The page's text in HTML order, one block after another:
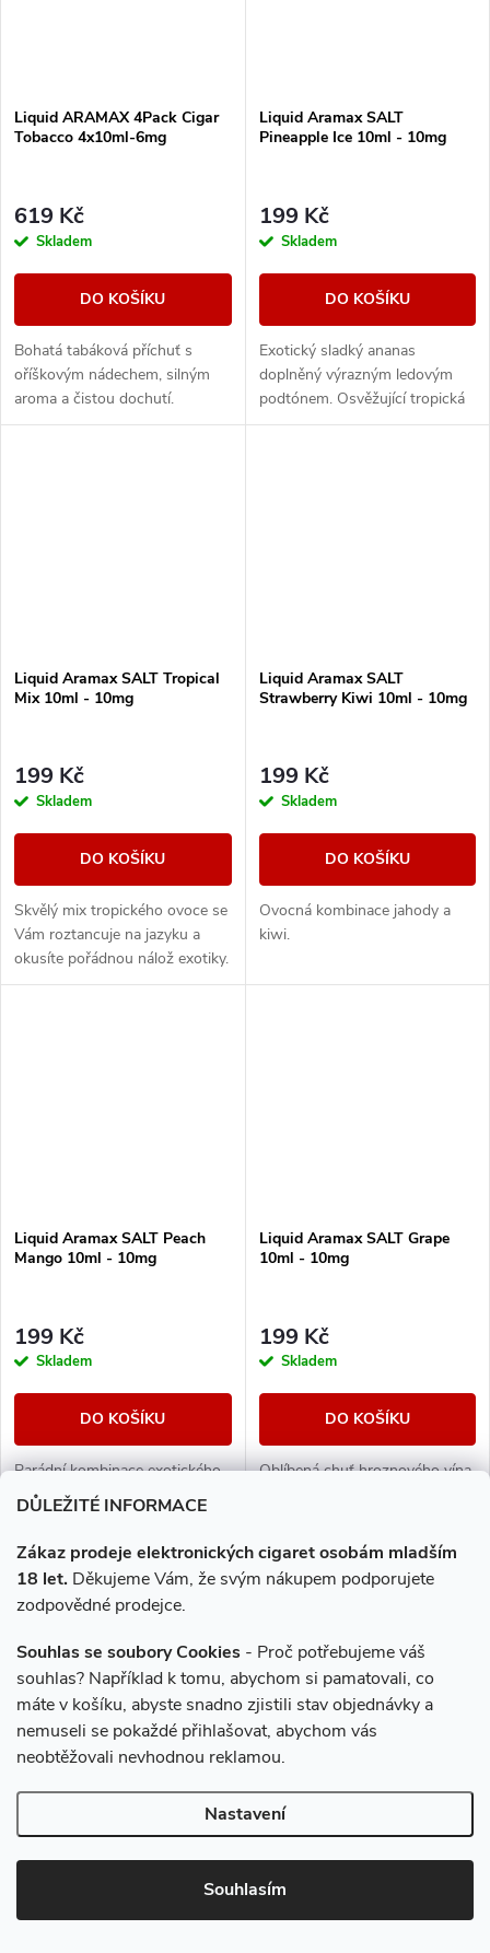
DŮLEŽITÉ INFORMACE
Zákaz prodeje elektronických cigaret osobám mladším
18 let. Děkujeme Vám, že svým nákupem podporujete
zodpovědné prodejce.
Souhlas se soubory Cookies - Proč potřebujeme váš
souhlas? Například k tomu, abychom si pamatovali, co
máte v košíku, abyste snadno zjistili stav objednávky a
nemuseli se pokaždé přihlašovat, abychom vás
neobtěžovali nevhodnou reklamou.
Nastavení
Souhlasím
Liquid ARAMAX 4Pack Cigar
Tobacco 4x10ml-6mg
619 Kč
Skladem
DO KOŠÍKU
Bohatá tabáková příchuť s
oříškovým nádechem, silným
aroma a čistou dochutí.
Liquid Aramax SALT
Pineapple Ice 10ml - 10mg
199 Kč
Skladem
DO KOŠÍKU
Exotický sladký ananas
doplněný výrazným ledovým
podtónem. Osvěžující tropická
příchuť s chladivým
Liquid Aramax SALT Tropical
Mix 10ml - 10mg
199 Kč
Skladem
DO KOŠÍKU
Skvělý mix tropického ovoce se
Vám roztancuje na jazyku a
okusíte pořádnou nálož exotiky.
Liquid Aramax SALT
Strawberry Kiwi 10ml - 10mg
199 Kč
Skladem
DO KOŠÍKU
Ovocná kombinace jahody a
kiwi.
Liquid Aramax SALT Peach
Mango 10ml - 10mg
199 Kč
Skladem
DO KOŠÍKU
Parádní kombinace exotického
a jemného manga a sladké
vyzrálé broskve.
Liquid Aramax SALT Grape
10ml - 10mg
199 Kč
Skladem
DO KOŠÍKU
Oblíbená chuť hroznového vína.
Liquid Aramax SALT Blueberry
Skladem
Liquid ARAMAX 4Pack
Virginia Tobacco 4x10ml-
18mg
619 Kč
Skladem